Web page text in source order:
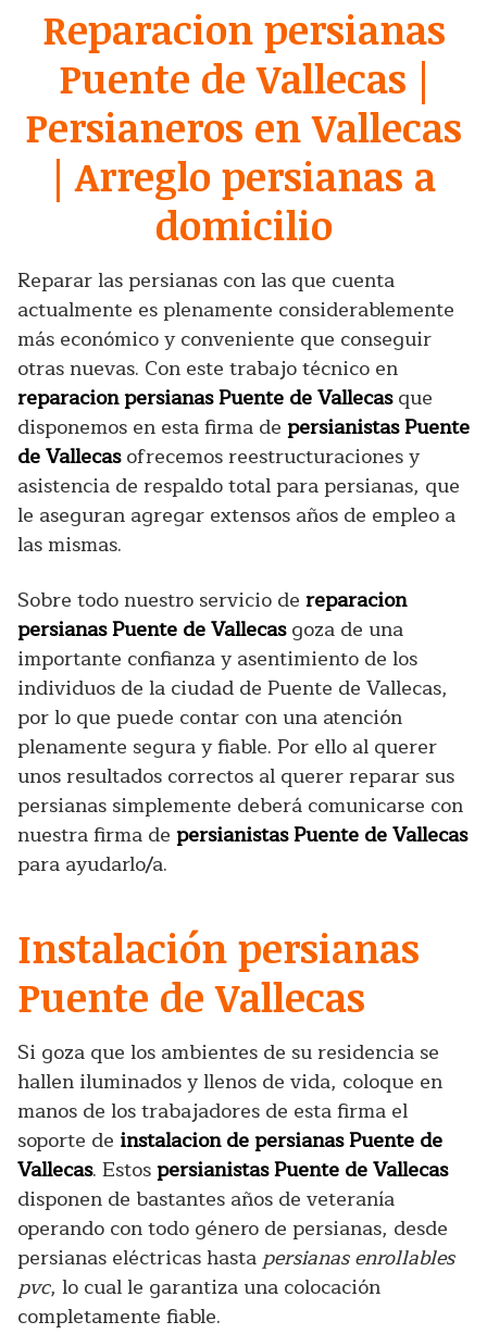
Reparacion persianas
Puente de Vallecas |
Persianeros en Vallecas
| Arreglo persianas a
domicilio
Reparar las persianas con las que cuenta
actualmente es plenamente considerablemente
más económico y conveniente que conseguir
otras nuevas. Con este trabajo técnico en
reparacion persianas Puente de Vallecasque
disponemos en esta firma de persianistas Puente
de Vallecasofrecemos reestructuraciones y
asistencia de respaldo total para persianas, que
le aseguran agregar extensos años de empleo a
las mismas.
Sobre todo nuestro servicio de reparacion
persianas Puente de Vallecasgoza de una
importante confianza y asentimiento de los
individuos de la ciudad de Puente de Vallecas,
por lo que puede contar con una atención
plenamente segura y fiable. Por ello al querer
unos resultados correctos al querer reparar sus
persianas simplemente deberá comunicarse con
nuestra firma de persianistas Puente de Vallecas
para ayudarlo/a.
Instalación persianas
Puente de Vallecas
Si goza que los ambientes de su residencia se
hallen iluminados y llenos de vida, coloque en
manos de los trabajadores de esta firma el
soporte de instalacion de persianas Puente de
Vallecas. Estospersianistas Puente de Vallecas
disponen de bastantes años de veteranía
operando con todo género de persianas, desde
persianas eléctricas hasta persianas enrollables
pvc, lo cual le garantiza una colocación
completamente fiable.